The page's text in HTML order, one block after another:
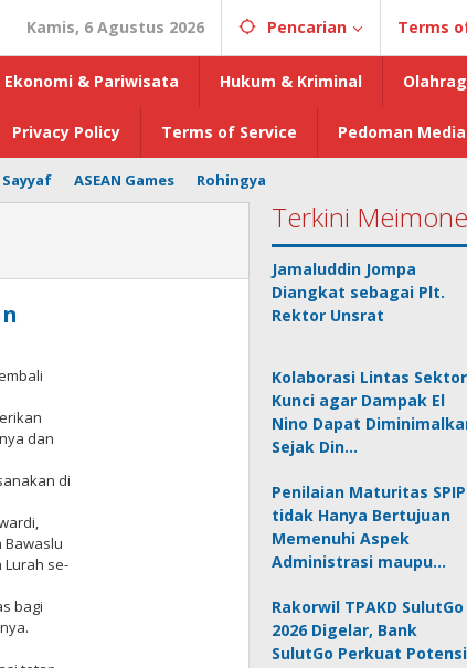
Kamis, 6 Agustus 2026 Pencarian Terms
Ekonomi & Pariwisata Hukum & Kriminal
Privacy Policy Terms of Service Pedoman
ASEAN Games Rohingya
dan
di
Bawaslu
Lurah se-
bagi
Terkini
Jamaluddin Jompa
Diangkat sebagai Plt.
Rektor Unsrat
Kolaborasi Lintas
Kunci agar Dampak El
Nino Dapat
Sejak Din…
Penilaian Maturitas SPIP
tidak Hanya Bertujuan
Memenuhi Aspek
Administrasi maupu…
Rakorwil TPAKD SulutGo
2026 Digelar, Bank
SulutGo Perkuat Potensi